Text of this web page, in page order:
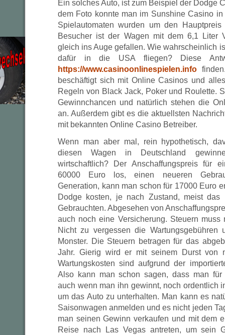
Ein solches Auto, ist zum Beispiel der Dodge
dem Foto konnte man im Sunshine Casino
Spielautomaten wurden um den
Besucher ist der Wagen mit dem 6,1 Liter
gleich ins Auge gefallen. Wie wahrscheinlich
dafür in die USA fliegen? Diese
https://www.casinoonlinespielen.info
beschäftigt sich mit Online Casinos und
Regeln von Black Jack, Poker und Roulette.
Gewinnchancen und natürlich stehen die
an. Außerdem gibt es die aktuellsten
mit bekannten Online Casino Betreiber.
Wenn man aber mal, rein hypothetisch,
diesen Wagen in Deutschland
wirtschaftlich? Der Anschaffungspreis für
60000 Euro los, einen neueren
Generation, kann man schon für 17000 Euro
Dodge kosten, je nach Zustand, meist
Gebrauchten. Abgesehen von
auch noch eine Versicherung. Steuern
Nicht zu vergessen die
Monster. Die Steuern betragen für das
Jahr. Gierig wird er mit seinem Durst von
Wartungskosten sind aufgrund der
Also kann man schon sagen, dass man für
auch wenn man ihn gewinnt, noch ordentlich
um das Auto zu unterhalten. Man kann es
Saisonwagen anmelden und es nicht jeden
man seinen Gewinn verkaufen und mit dem
Reise nach Las Vegas antreten, um sein